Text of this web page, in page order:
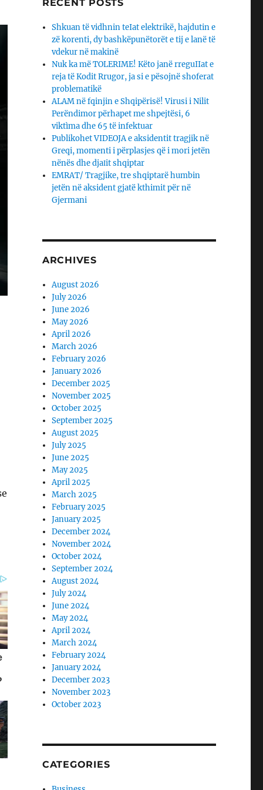
RECENT POSTS
Shkuan të vidhnin teIat elektrikë, hajdutin e
zë korenti, dy bashkëpunëtorët e tij e lanë të
vdekur në makinë
Nuk ka më TOLERIME! Këto janë rreguIIat e
reja të Kodit Rrugor, ja si e pësojnë shoferat
problematikë
ALAM në fqinjin e Shqipërisë! Virusi i Nilit
Perëndimor përhapet me shpejtësi, 6
viktìma dhe 65 të infektuar
Publikohet VIDEOJA e aksidentit tragjik në
Greqi, momenti i përplasjes që i mori jetën
nënës dhe djaΙit shqiptar
EMRAT/ Tragjike, tre shqiptarë humbin
jetën në aksident gjatë kthimit për në
Gjermani
ARCHIVES
August 2026
July 2026
June 2026
May 2026
April 2026
March 2026
February 2026
January 2026
December 2025
November 2025
October 2025
September 2025
August 2025
July 2025
June 2025
May 2025
April 2025
March 2025
February 2025
January 2025
December 2024
November 2024
October 2024
September 2024
August 2024
July 2024
June 2024
May 2024
April 2024
March 2024
February 2024
January 2024
December 2023
November 2023
October 2023
CATEGORIES